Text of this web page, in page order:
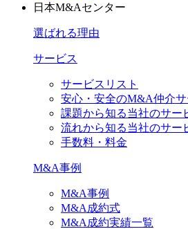
日本M&Aセンター
選ばれる理由
サービス
サービスリスト
安心・安全のM&A仲介サ
課題から知る当社のサー
流れから知る当社のサー
手数料・料金
M&A事例
M&A事例
M&A成約式
M&A成約実績一覧